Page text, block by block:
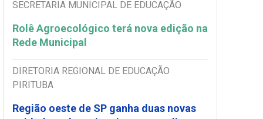
SECRETARIA MUNICIPAL DE EDUCAÇÃO
Rolê Agroecológico terá nova edição na
Rede Municipal
DIRETORIA REGIONAL DE EDUCAÇÃO
PIRITUBA
Região oeste de SP ganha duas novas